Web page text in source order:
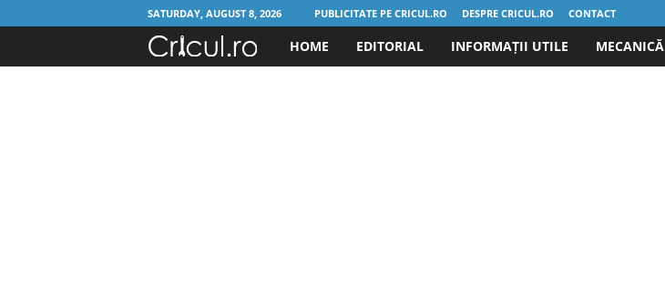
SATURDAY, AUGUST 8, 2026 PUBLICITATE PE CRICUL.RO DESPRE CRICUL.RO CONTACT
HOME EDITORIAL INFORMAȚII UTILE MECANICĂ